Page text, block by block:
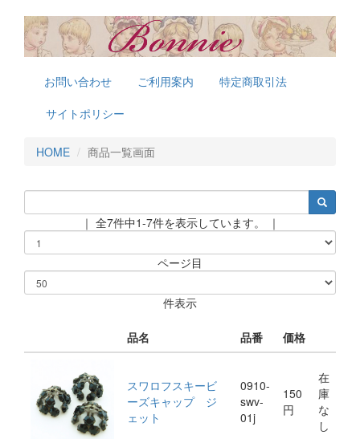
お問い合わせ ご利用案内
特定商取引法
サイトポリシー
HOME 商品一覧画面
｜ 全7件中1-7件を表示しています。 ｜
ページ目
件表示
品名 品番 価格
スワロフスキービ
ーズキャップ ジ
ェット
0910-
swv-
01j
150
円
在
庫
な
し